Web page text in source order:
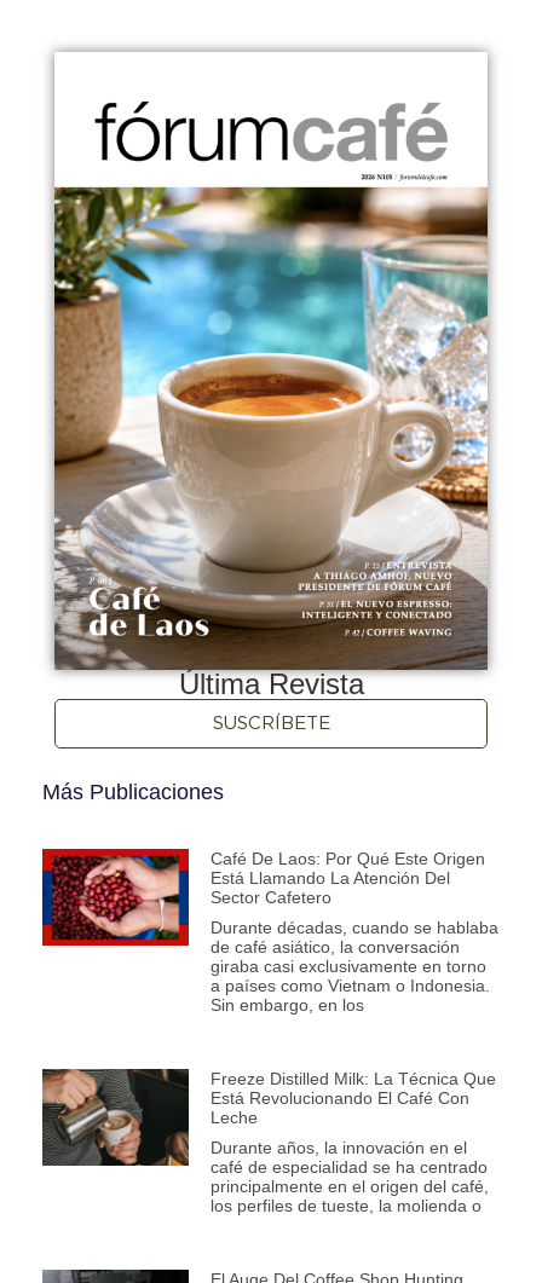
Última Revista
SUSCRÍBETE
Más Publicaciones
Café De Laos: Por Qué Este Origen
Está Llamando La Atención Del
Sector Cafetero
Durante décadas, cuando se hablaba
de café asiático, la conversación
giraba casi exclusivamente en torno
a países como Vietnam o Indonesia.
Sin embargo, en los
Freeze Distilled Milk: La Técnica Que
Está Revolucionando El Café Con
Leche
Durante años, la innovación en el
café de especialidad se ha centrado
principalmente en el origen del café,
los perfiles de tueste, la molienda o